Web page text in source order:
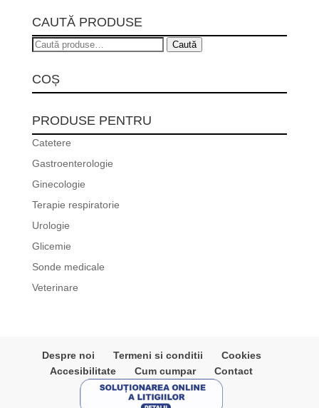
CAUTĂ PRODUSE
Caută
Caută
COȘ
PRODUSE PENTRU
Catetere
Gastroenterologie
Ginecologie
Terapie respiratorie
Urologie
Glicemie
Sonde medicale
Veterinare
Despre noi Termeni si conditii
Cookies
Accesibilitate
Cum cumpar Contact